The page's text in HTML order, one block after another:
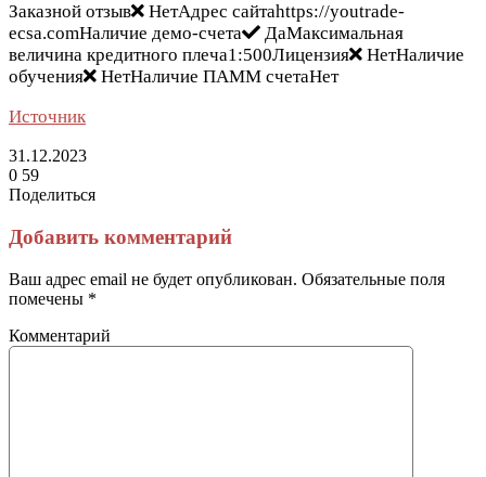
Заказной отзыв
НетАдрес сайтаhttps://youtrade-
ecsa.comНаличие демо-счета
ДаМаксимальная
величина кредитного плеча1:500Лицензия
НетНаличие
обучения
НетНаличие ПАММ счетаНет
Источник
31.12.2023
0 59
Поделиться
через
электронную
почту
Добавить комментарий
Ваш адрес email не будет опубликован. Обязательные поля
помечены *
Комментарий